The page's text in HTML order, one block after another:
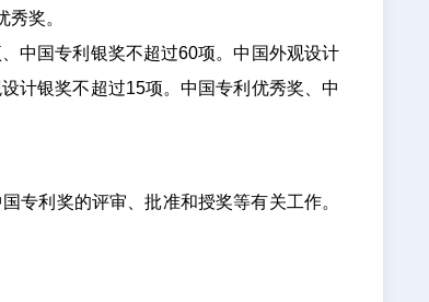
奖。
中国专利银奖不超过60项。中国外观设计
计银奖不超过15项。中国专利优秀奖、中
利奖的评审、批准和授奖等有关工作。